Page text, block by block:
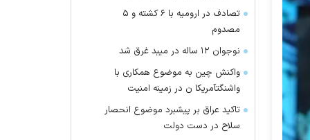
تصادف در ارومیه با ۶ کشته و ۵
مصدوم
نوجوان ۱۲ ساله در میبد غرق شد
واکنش چین به موضوع همکاری با
واشنگتآمریکا ن در زمینه امنیت
تاکید عراق بر پیشبرد موضوع انحصار
سلاح در دست دولت